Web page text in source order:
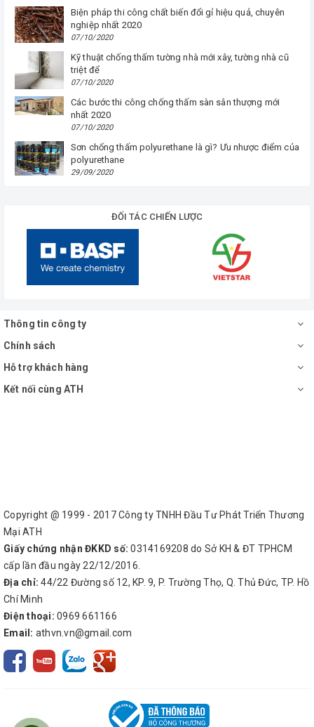
Biện pháp thi công chất biến đổi gỉ hiệu quả, chuyên
nghiệp nhất 2020
07/10/2020
Kỹ thuật chống thấm tường nhà mới xây, tường nhà cũ
triệt để
07/10/2020
Các bước thi công chống thấm sàn sân thượng mới
nhất 2020
07/10/2020
Sơn chống thấm polyurethane là gì? Ưu nhược điểm của
polyurethane
29/09/2020
ĐỐI TÁC CHIẾN LƯỢC
Thông tin công ty
Chính sách
Hỗ trợ khách hàng
Kết nối cùng ATH
Copyright @ 1999 - 2017 Công ty TNHH Đầu Tư Phát Triển Thương
Mại ATH
Giấy chứng nhận ĐKKD số: 0314169208 do Sở KH & ĐT TPHCM
cấp lần đầu ngày 22/12/2016.
Địa chỉ: 44/22 Đường số 12, KP. 9, P. Trường Thọ, Q. Thủ Đức, TP. Hồ
Chí Minh
Điện thoại: 0969 661166
Email: athvn.vn@gmail.com